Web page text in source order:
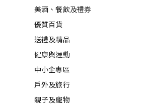
美酒、餐飲及禮券​
優質百貨
送禮及精品
健康與運動
中小企專區
戶外及旅行
親子及寵物